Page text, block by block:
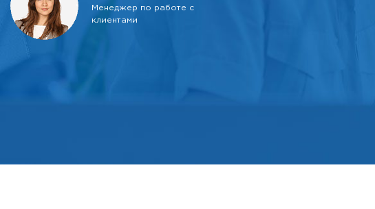
Менеджер по работе с
клиентами